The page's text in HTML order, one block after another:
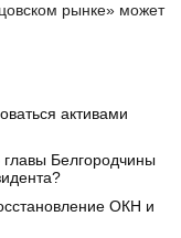
рынке» может
активами
Белгородчины
ОКН и